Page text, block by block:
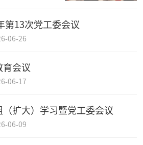
第13次党工委会议
06-26
会议
06-17
扩大）学习暨党工委会议
06-09